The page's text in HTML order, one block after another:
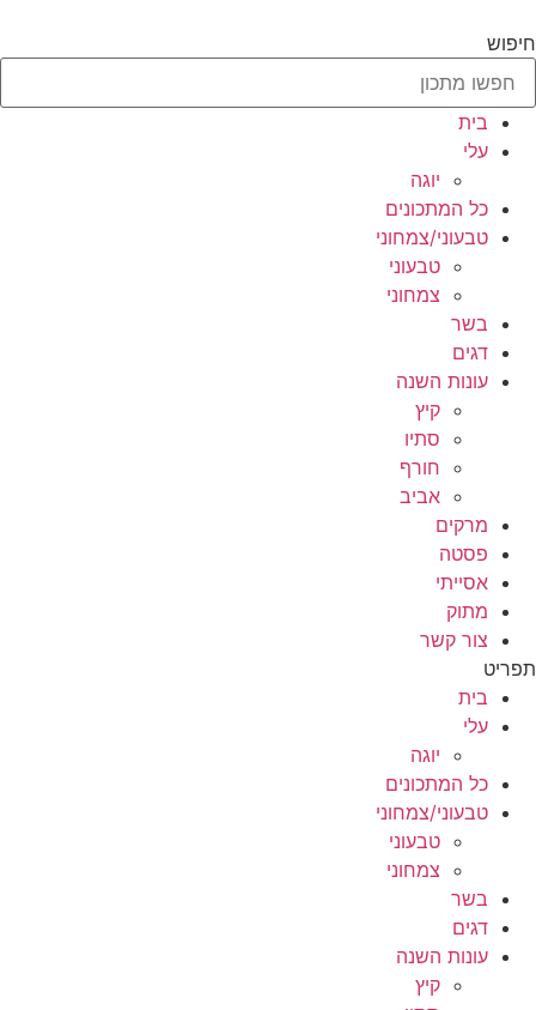
לתוכן
חיפוש
בית
עלי
יוגה
כל המתכונים
טבעוני/צמחוני
טבעוני
צמחוני
בשר
דגים
עונות השנה
קיץ
סתיו
חורף
אביב
מרקים
פסטה
אסייתי
מתוק
צור קשר
תפריט
בית
עלי
יוגה
כל המתכונים
טבעוני/צמחוני
טבעוני
צמחוני
בשר
דגים
עונות השנה
קיץ